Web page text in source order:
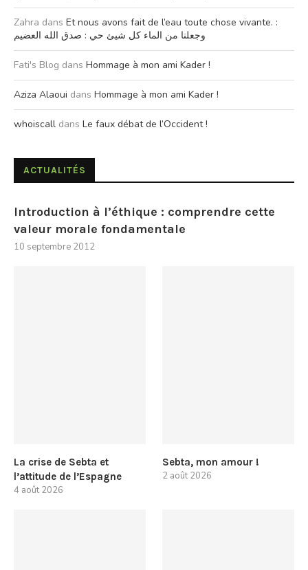
Zahra dans Et nous avons fait de l’eau toute chose vivante. :
وجعلنا من الماء كل شيئ حي : صدق الله العضيم
Fati's Blog dans Hommage à mon ami Kader !
Aziza Alaoui dans Hommage à mon ami Kader !
whoiscall dans Le faux débat de l’Occident !
ACTUALITÉS
Introduction à l’éthique : comprendre cette
valeur morale fondamentale
10 septembre 2012
La crise de Sebta et
l’attitude de l’Espagne
4 août 2026
Sebta, mon amour !
2 août 2026